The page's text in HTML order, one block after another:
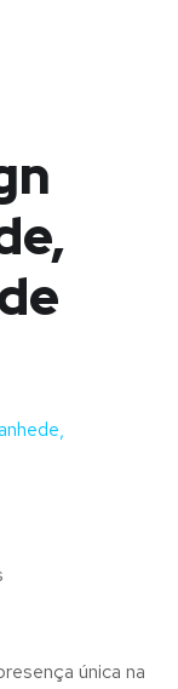
única na